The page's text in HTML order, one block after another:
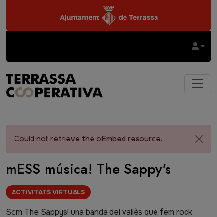
Could not retrieve the oEmbed resource.
mESS música! The Sappy's
Video
Etiquetes
ACTIVITATS VIRTUALS
Cos
Som The Sappys! una banda del vallès que fem rock